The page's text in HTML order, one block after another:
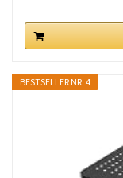
BESTSELLER NR. 4